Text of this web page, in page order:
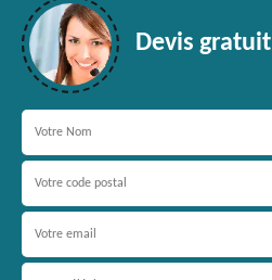
Devis gratuit